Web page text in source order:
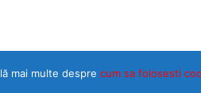
SPORTULDOLJEAN.RO
mai multe despre cum sa folosesti